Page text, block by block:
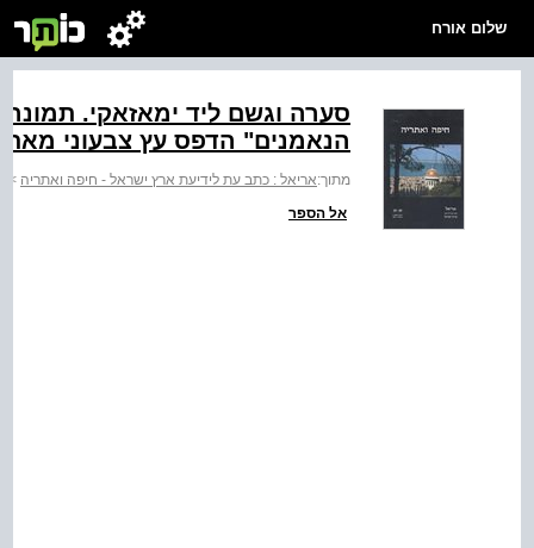
שלום אורח
הנאמנים" הדפס עץ צבעוני מאת
מתוך:אריאל : כתב עת לידיעת ארץ ישראל - חיפה ואתריה >
אל הספר